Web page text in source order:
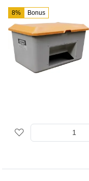
8% Bonus